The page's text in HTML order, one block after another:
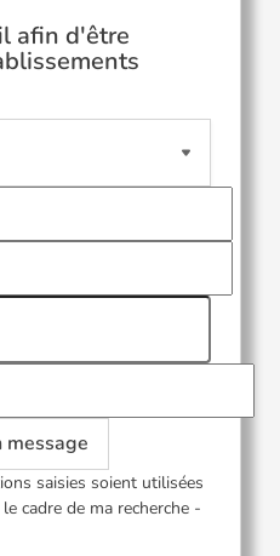
afin d'être
message
saisies soient utilisées
cadre de ma recherche -